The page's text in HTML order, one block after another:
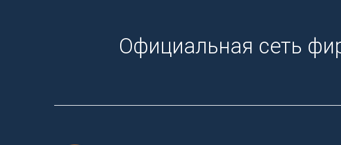
Официальная сеть